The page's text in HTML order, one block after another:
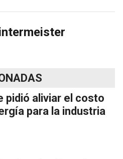
pidió aliviar el costo
para la industria